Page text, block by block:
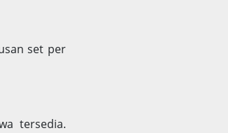
set per
tersedia.